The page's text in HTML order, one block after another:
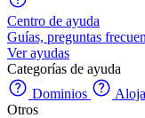
Centro de ayuda
Guías, preguntas
Ver ayudas
Categorías de ayuda
Dominios
Otros